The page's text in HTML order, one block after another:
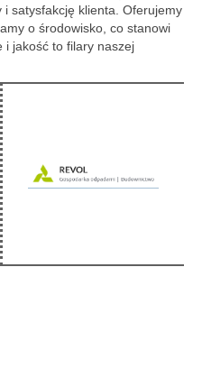
i satysfakcję klienta. Oferujemy
o środowisko, co stanowi
i jakość to filary naszej